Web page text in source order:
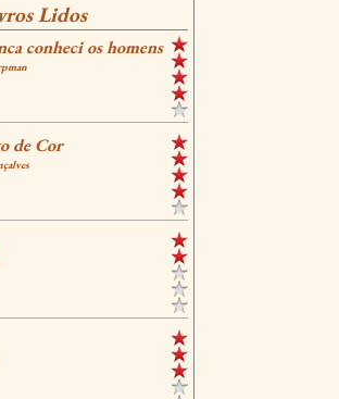
Lidos
conheci os homens
de Cor